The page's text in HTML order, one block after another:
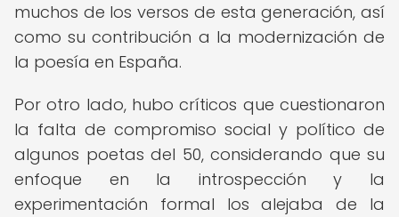
muchos de los versos de esta generación, así
como su contribución a la modernización de
la poesía en España.
Por otro lado, hubo críticos que cuestionaron
la falta de compromiso social y político de
algunos poetas del 50, considerando que su
enfoque en la introspección y la
experimentación formal los alejaba de la